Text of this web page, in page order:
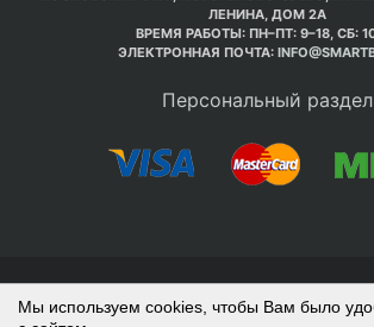
ЛЕНИНА, ДОМ 2А
ВРЕМЯ РАБОТЫ: ПН–ПТ: 9–18, СБ:
ЭЛЕКТРОННАЯ ПОЧТА:
Персональный раздел
правильно с 1-го раза.
Мы используем cookies, чтобы Вам было